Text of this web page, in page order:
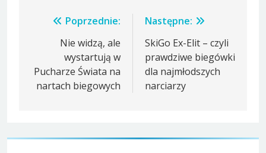
Nawigacja
wpisu
Poprzednie:
Nie widzą, ale
wystartują w
Pucharze Świata na
nartach biegowych
Następne:
SkiGo Ex-Elit – czyli
prawdziwe biegówki
dla najmłodszych
narciarzy